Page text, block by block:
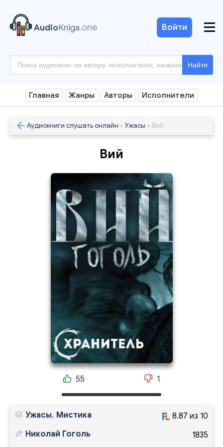
AudioKniga.one
Найти
Войти
Главная Жанры Авторы Исполнители
Аудиокниги слушать онлайн » Ужасы » Вий
Вий
55 1
8.87 из 10
Ужасы, Мистика
1835
Николай Гоголь